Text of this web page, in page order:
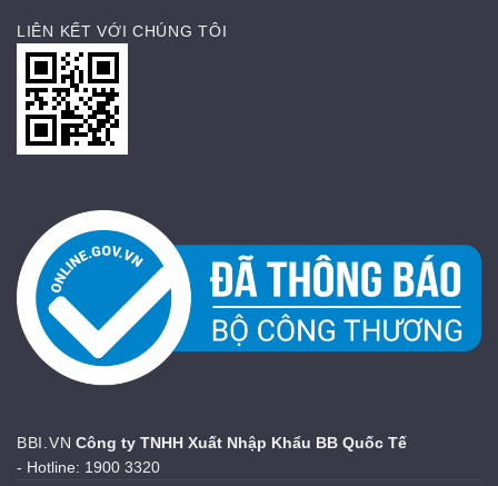
LIÊN KẾT VỚI CHÚNG TÔI
BBI.VN Công ty TNHH Xuất Nhập Khẩu BB Quốc Tế
- Hotline: 1900 3320